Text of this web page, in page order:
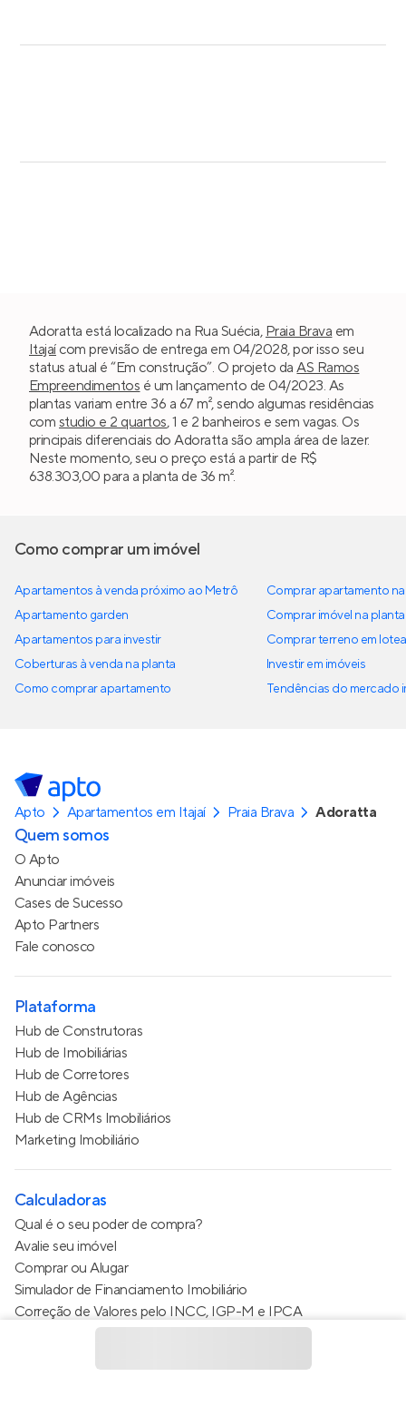
Adoratta está localizado na Rua Suécia, Praia Brava em
Itajaí com previsão de entrega em 04/2028, por isso seu
status atual é “Em construção”. O projeto daAS Ramos
Empreendimentos é um lançamento de 04/2023. As
plantas variam entre 36 a 67 m², sendo algumas residências
com studio e 2 quartos, 1 e 2 banheiros e sem vagas. Os
principais diferenciais do Adoratta são ampla área de lazer.
Neste momento, seu o preço está a partir de R$
638.303,00 para a planta de 36 m².
Como comprar um imóvel
Apartamentos à venda próximo ao Metrô
Apartamento garden
Apartamentos para investir
Coberturas à venda na planta
Como comprar apartamento
Comprar apartamento
Comprar imóvel na planta
Comprar terreno em
Investir em imóveis
Tendências do mercado
Apto Apartamentos em Itajaí Praia Brava Adoratta
Quem somos
O Apto
Anunciar imóveis
Cases de Sucesso
Apto Partners
Fale conosco
Plataforma
Hub de Construtoras
Hub de Imobiliárias
Hub de Corretores
Hub de Agências
Hub de CRMs Imobiliários
Marketing Imobiliário
Calculadoras
Qual é o seu poder de compra?
Avalie seu imóvel
Comprar ou Alugar
Simulador de Financiamento Imobiliário
Correção de Valores pelo INCC, IGP-M e IPCA
Estimativa de valor do condomínio